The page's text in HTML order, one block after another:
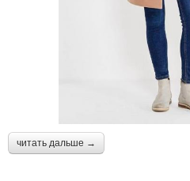
читать дальше →